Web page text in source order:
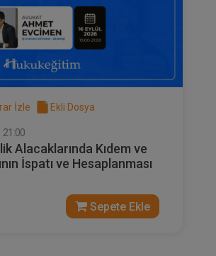
M. Ufuk TEKİN
101 Video Eğitimi
İzle Ekli Dosya
21:00
Alacaklarında Kıdem ve
İspatı ve Hesaplanması
Sepete Ekle